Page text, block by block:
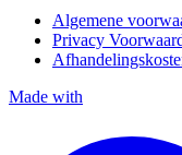
Algemene
Privacy
Made with